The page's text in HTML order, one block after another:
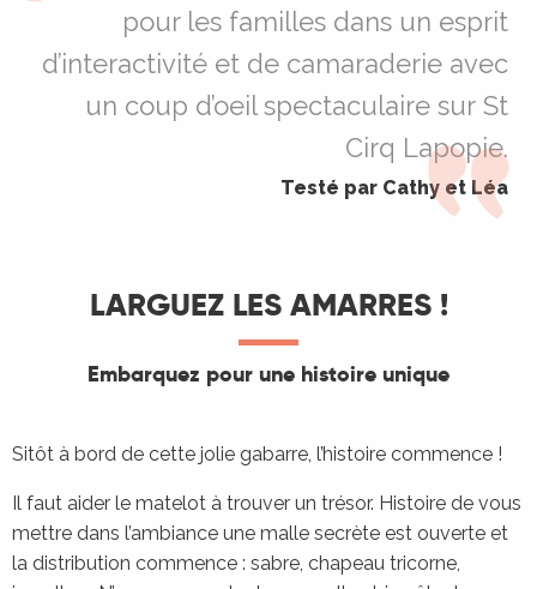
pour les familles dans un esprit
d’interactivité et de camaraderie avec
un coup d’oeil spectaculaire sur St
Cirq Lapopie.
Testé par Cathy et Léa
LARGUEZ LES AMARRES !
Embarquez pour une histoire unique
Sitôt à bord de cette jolie gabarre, l’histoire commence !
Il faut aider le matelot à trouver un trésor. Histoire de vous
mettre dans l’ambiance une malle secrète est ouverte et
la distribution commence : sabre, chapeau tricorne,